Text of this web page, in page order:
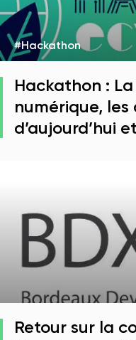
#Hackathon
Hackathon :
numérique, les
d’aujourd’hui
Retour sur la